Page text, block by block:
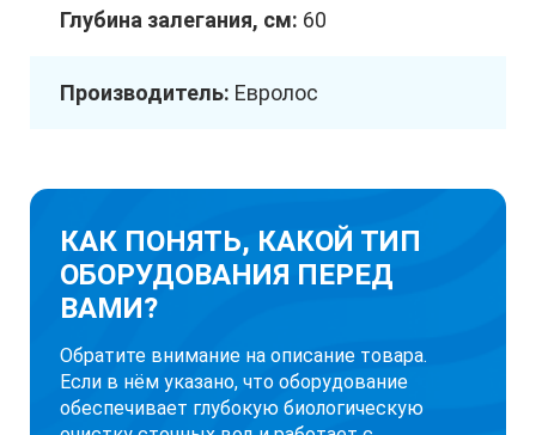
Глубина залегания, см: 60
Производитель: Евролос
КАК ПОНЯТЬ, КАКОЙ ТИП
ОБОРУДОВАНИЯ ПЕРЕД
ВАМИ?
Обратите внимание на описание товара.
Если в нём указано, что оборудование
обеспечивает глубокую биологическую